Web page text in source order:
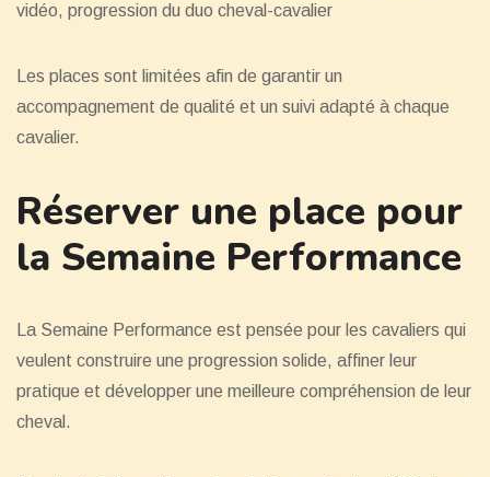
vidéo, progression du duo cheval-cavalier
Les places sont limitées afin de garantir un
accompagnement de qualité et un suivi adapté à chaque
cavalier.
Réserver une place pour
la Semaine Performance
La Semaine Performance est pensée pour les cavaliers qui
veulent construire une progression solide, affiner leur
pratique et développer une meilleure compréhension de leur
cheval.